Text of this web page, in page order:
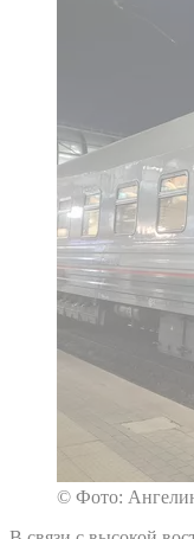
© Фото: